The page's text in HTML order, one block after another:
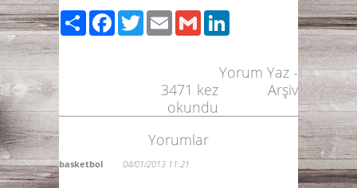
PaylaşFacebook
TwitterEmailGmail
Yorum Yaz -
Arşiv
3471 kez
okundu
Yorumlar
basketbol 04/01/2013 11:21